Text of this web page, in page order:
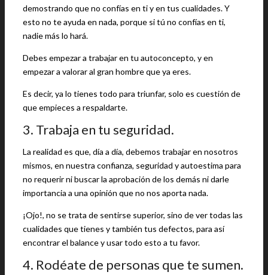
demostrando que no confías en ti y en tus cualidades. Y
esto no te ayuda en nada, porque si tú no confías en ti,
nadie más lo hará.
Debes empezar a trabajar en tu autoconcepto, y en
empezar a valorar al gran hombre que ya eres.
Es decir, ya lo tienes todo para triunfar, solo es cuestión de
que empieces a respaldarte.
3. Trabaja en tu seguridad.
La realidad es que, día a día, debemos trabajar en nosotros
mismos, en nuestra confianza, seguridad y autoestima para
no requerir ni buscar la aprobación de los demás ni darle
importancia a una opinión que no nos aporta nada.
¡Ojo!, no se trata de sentirse superior, sino de ver todas las
cualidades que tienes y también tus defectos, para así
encontrar el balance y usar todo esto a tu favor.
4. Rodéate de personas que te sumen.